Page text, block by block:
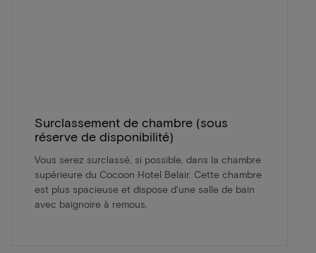
Surclassement de chambre (sous
réserve de disponibilité)
Vous serez surclassé, si possible, dans la chambre
supérieure du Cocoon Hotel Belair. Cette chambre
est plus spacieuse et dispose d'une salle de bain
avec baignoire à remous.